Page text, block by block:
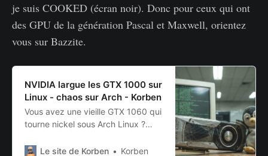
je suis COOKED (écran noir). Donc pour ceux qui ont
des GPU de la génération Pascal et Maxwell, orientez
vous sur Bazzite.
NVIDIA largue les GTX 1000 sur
Linux - chaos sur Arch - Korben
Vous avez une vieille GTX 1060 qui
tourne nickel sous Arch Linux ?
mettre un beau coup de pied aux
Le site de Korben Korben